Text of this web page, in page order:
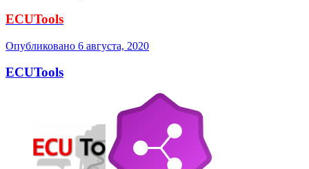
ECUTools
Опубликовано 6 августа, 2020
ECUTools